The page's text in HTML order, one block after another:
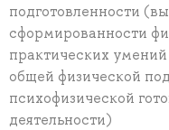
подготовленности
сформированности
практических
общей физической
психофизической
деятельности)